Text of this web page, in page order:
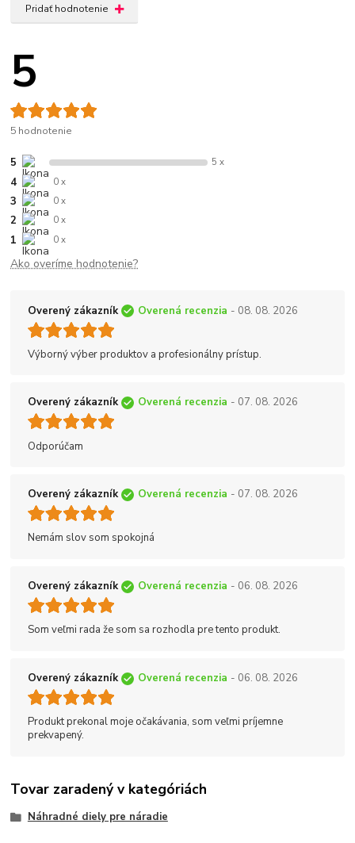
Pridať hodnotenie
5
5 hodnotenie
5 5 x
4 0 x
3 0 x
2 0 x
1 0 x
Ako overíme hodnotenie?
Overený zákazník Overená recenzia - 08. 08. 2026
Výborný výber produktov a profesionálny prístup.
Overený zákazník Overená recenzia - 07. 08. 2026
Odporúčam
Overený zákazník Overená recenzia - 07. 08. 2026
Nemám slov som spokojná
Overený zákazník Overená recenzia - 06. 08. 2026
Som veľmi rada že som sa rozhodla pre tento produkt.
Overený zákazník Overená recenzia - 06. 08. 2026
Produkt prekonal moje očakávania, som veľmi príjemne
prekvapený.
Tovar zaradený v kategóriách
Náhradné diely pre náradie